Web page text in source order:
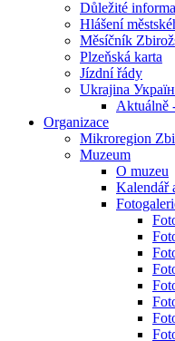
Důležité
Hlášení
Měsíčník
Plzeňská karta
Jízdní řády
Ukrajina
Aktuálně
Organizace
Mikroregion
Muzeum
O muzeu
Kalendář